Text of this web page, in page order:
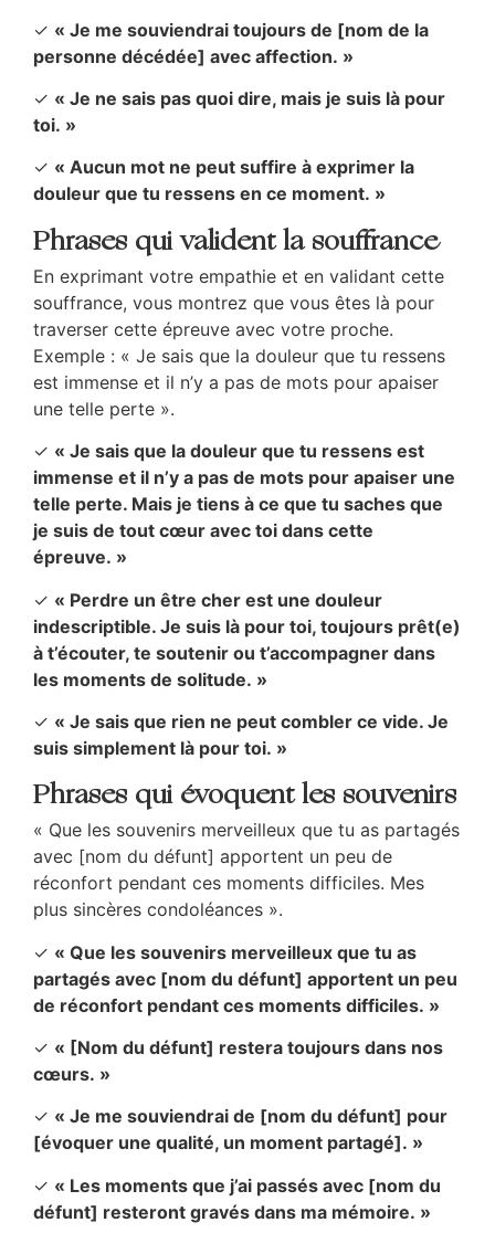
✓ « Je me souviendrai toujours de [nom de la
personne décédée] avec affection. »
✓ « Je ne sais pas quoi dire, mais je suis là pour
toi. »
✓ « Aucun mot ne peut suffire à exprimer la
douleur que tu ressens en ce moment. »
Phrases qui valident la souffrance
En exprimant votre empathie et en validant cette
souffrance, vous montrez que vous êtes là pour
traverser cette épreuve avec votre proche.
Exemple : « Je sais que la douleur que tu ressens
est immense et il n’y a pas de mots pour apaiser
une telle perte ».
✓ « Je sais que la douleur que tu ressens est
immense et il n’y a pas de mots pour apaiser une
telle perte. Mais je tiens à ce que tu saches que
je suis de tout cœur avec toi dans cette
épreuve. »
✓ « Perdre un être cher est une douleur
indescriptible. Je suis là pour toi, toujours prêt(e)
à t’écouter, te soutenir ou t’accompagner dans
les moments de solitude. »
✓ « Je sais que rien ne peut combler ce vide. Je
suis simplement là pour toi. »
Phrases qui évoquent les souvenirs
« Que les souvenirs merveilleux que tu as partagés
avec [nom du défunt] apportent un peu de
réconfort pendant ces moments difficiles. Mes
plus sincères condoléances ».
✓ « Que les souvenirs merveilleux que tu as
partagés avec [nom du défunt] apportent un peu
de réconfort pendant ces moments difficiles. »
✓ « [Nom du défunt] restera toujours dans nos
cœurs. »
✓ « Je me souviendrai de [nom du défunt] pour
[évoquer une qualité, un moment partagé]. »
✓ « Les moments que j’ai passés avec [nom du
défunt] resteront gravés dans ma mémoire. »